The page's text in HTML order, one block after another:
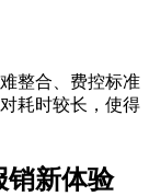
整合、费控标准
耗时较长，使得
销新体验